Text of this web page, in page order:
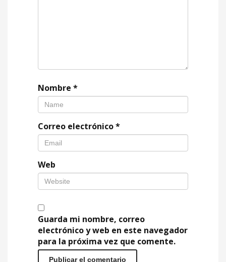
Nombre *
Correo electrónico*
Web
Guarda mi nombre, correo
electrónico y web en este navegador
para la próxima vez que comente.